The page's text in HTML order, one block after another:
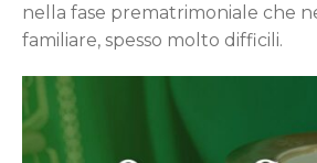
nella fase prematrimoniale che
familiare, spesso molto difficili.